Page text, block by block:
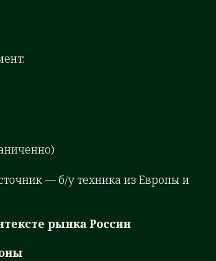
— б/у техника из Европы и
рынка России